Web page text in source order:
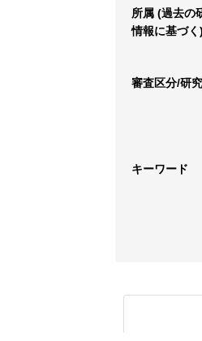
所属 (過去の
情報に基づく)
審査区分/研
キーワード